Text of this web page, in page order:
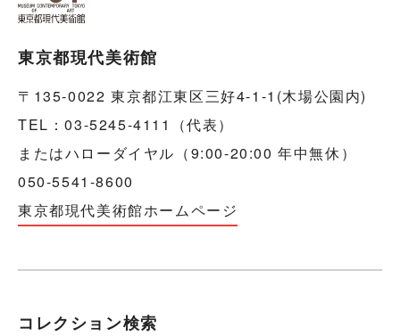
東京都現代美術館
〒135-0022 東京都江東区三好4-1-1(木場公園内)
TEL：03-5245-4111（代表）
またはハローダイヤル（9:00-20:00 年中無休）
050-5541-8600
東京都現代美術館ホームページ
コレクション検索